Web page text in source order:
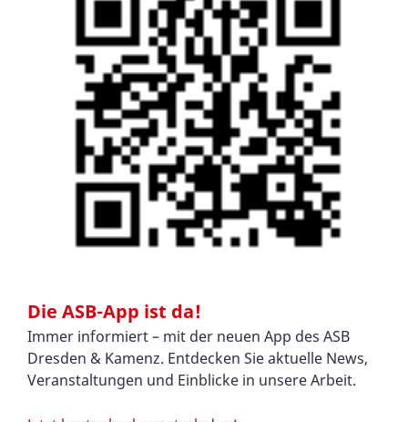
Die ASB-App ist da!
Immer informiert – mit der neuen App des ASB
Dresden & Kamenz. Entdecken Sie aktuelle News,
Veranstaltungen und Einblicke in unsere Arbeit.